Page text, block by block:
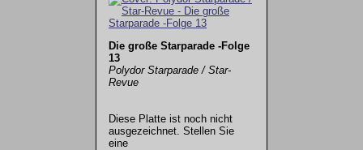
Die große Starparade -Folge
13
Polydor Starparade / Star-
Revue
Diese Platte ist noch nicht
ausgezeichnet. Stellen Sie
eine